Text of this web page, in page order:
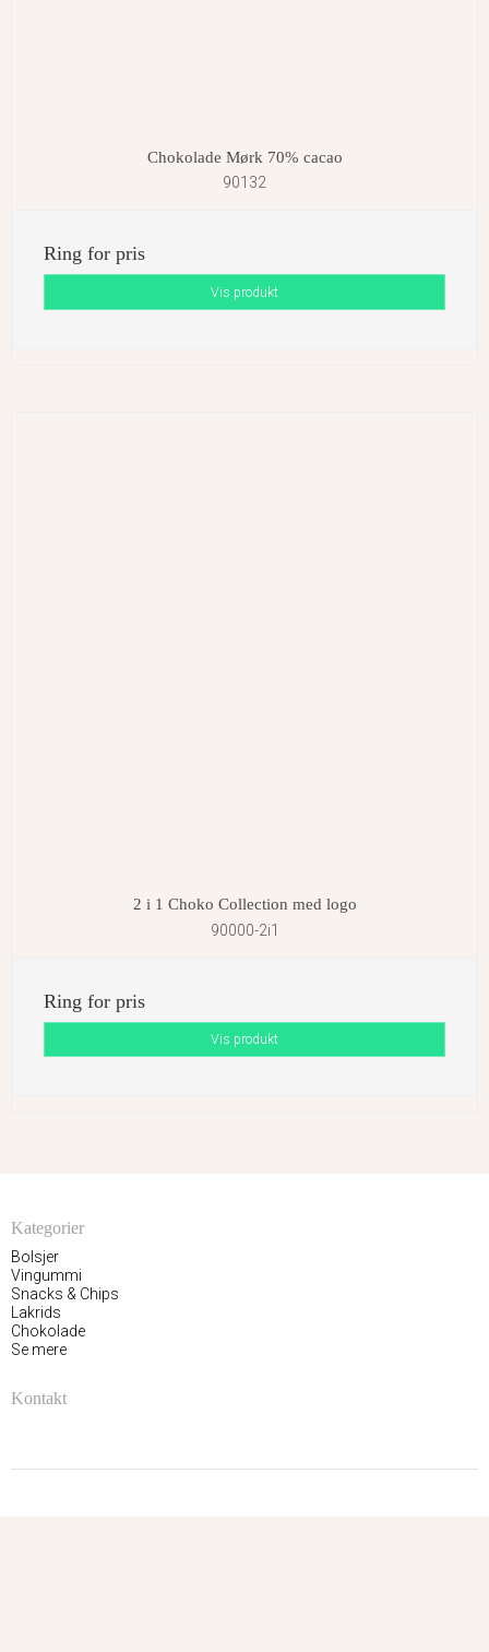
Chokolade Mørk 70% cacao
90132
Ring for pris
Vis produkt
2 i 1 Choko Collection med logo
90000-2i1
Ring for pris
Vis produkt
Kategorier
Bolsjer
Vingummi
Snacks & Chips
Lakrids
Chokolade
Se mere
Kontakt